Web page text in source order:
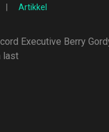
Artikkel